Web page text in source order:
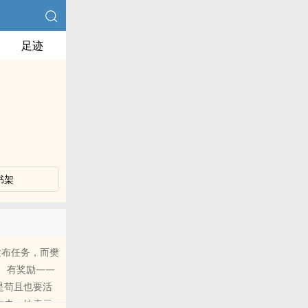
足迹
架
任务，而樊
有奖励——
且也要活
，她表示